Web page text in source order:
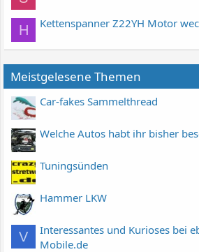
H Kettenspanner Z22YH Motor
Meistgelesene Themen
Car-fakes Sammelthread
Welche Autos habt ihr bisher
Tuningsünden
Hammer LKW
V
Interessantes und Kurioses bei
Mobile.de